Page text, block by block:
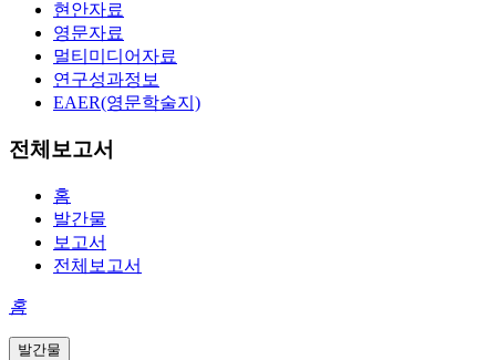
현안자료
영문자료
멀티미디어자료
연구성과정보
EAER(영문학술지)
전체보고서
홈
발간물
보고서
전체보고서
홈
발간물